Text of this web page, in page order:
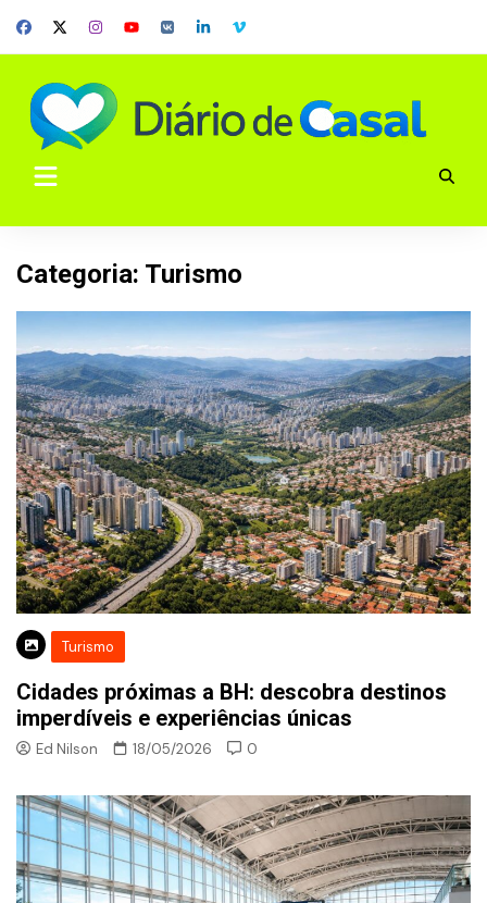
Categoria: Turismo
Turismo
Cidades próximas a BH: descobra destinos
imperdíveis e experiências únicas
Ed Nilson 18/05/2026 0